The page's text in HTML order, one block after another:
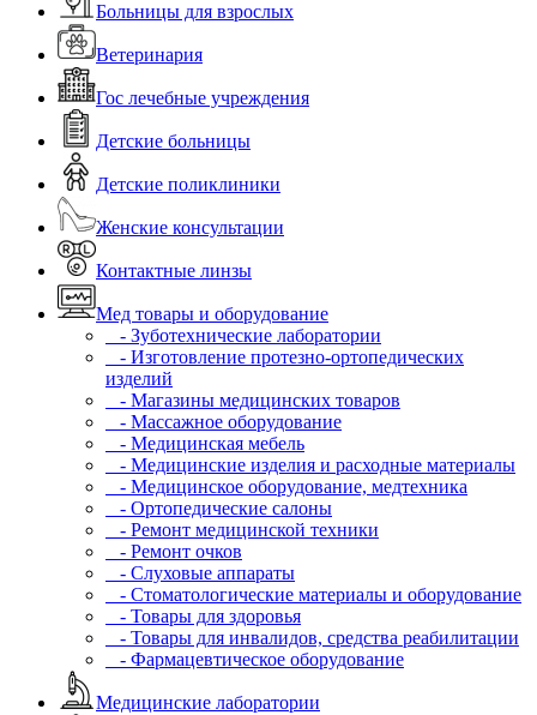
Больницы для взрослых
Ветеринария
Гос лечебные учреждения
Детские больницы
Детские поликлиники
Женские консультации
Контактные линзы
Мед товары и оборудование
- Зуботехнические лаборатории
- Изготовление протезно-ортопедических
изделий
- Магазины медицинских товаров
- Массажное оборудование
- Медицинская мебель
- Медицинские изделия и расходные материалы
- Медицинское оборудование, медтехника
- Ортопедические салоны
- Ремонт медицинской техники
- Ремонт очков
- Слуховые аппараты
- Стоматологические материалы и оборудование
- Товары для здоровья
- Товары для инвалидов, средства реабилитации
- Фармацевтическое оборудование
Медицинские лаборатории